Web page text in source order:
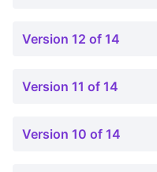
Version 12 of 14
Version 11 of 14
Version 10 of 14